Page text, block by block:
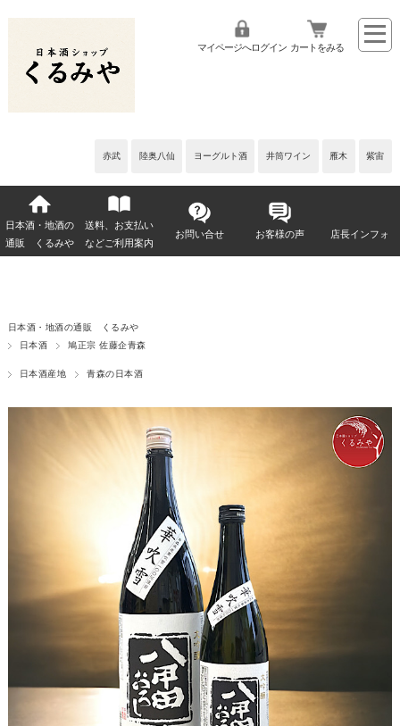
赤武 陸奥八仙 ヨーグルト酒 井筒ワイン 雁木 紫宙
マイページへログイン カートをみる
日本酒・地酒の
通販 くるみや
送料、お支払い
などご利用案内
お問い合せ お客様の声 店長インフォ
日本酒・地酒の通販 くるみや
日本酒
鳩正宗 佐藤企青森
日本酒産地 青森の日本酒